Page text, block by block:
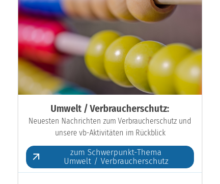
Umwelt / Verbraucherschutz:
Neuesten Nachrichten zum Verbraucherschutz und
unsere vb-Aktivitäten im Rückblick
zum Schwerpunkt-Thema
Umwelt / Verbraucherschutz